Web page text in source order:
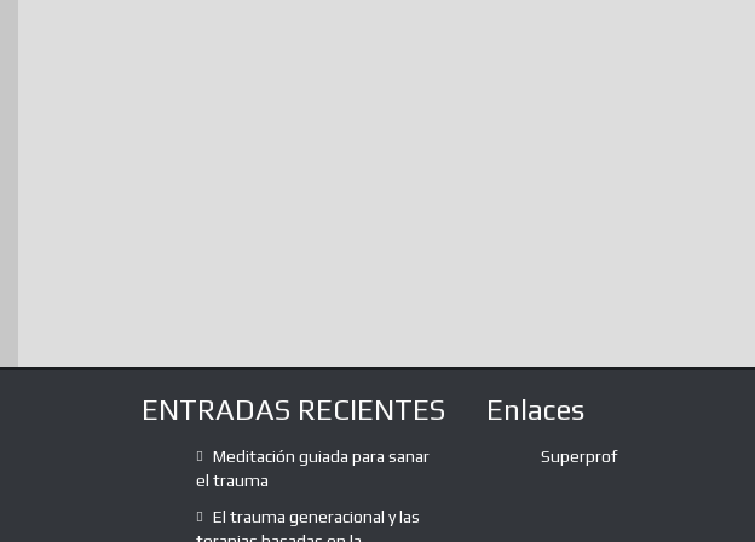
ENTRADAS RECIENTES
Meditación guiada para sanar
el trauma
El trauma generacional y las
Enlaces
Superprof